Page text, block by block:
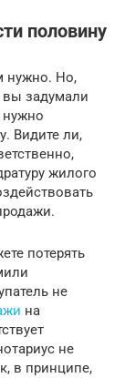
половину
нужно. Но,
вы задумали
нужно
Видите ли,
жилого
потерять
не
на
не
в принципе,